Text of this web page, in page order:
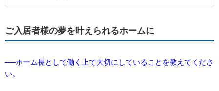
ご入居者様の夢を叶えられるホームに
──ホーム長として働く上で大切にしていることを教えてくださ
い。